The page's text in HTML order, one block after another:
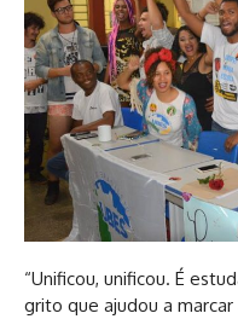
“Unificou, unificou. É
grito que ajudou a